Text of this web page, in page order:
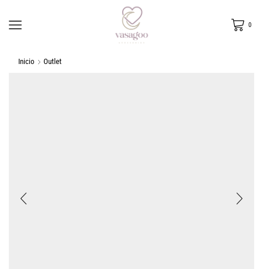
0
Inicio Outlet